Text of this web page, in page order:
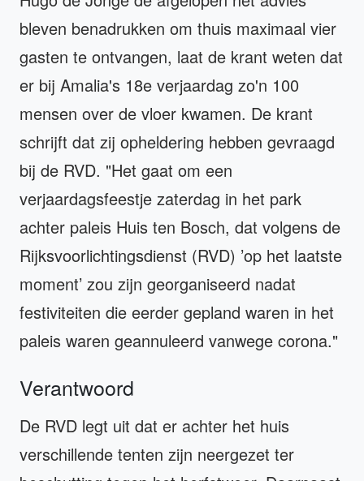
bleven benadrukken om thuis maximaal vier
gasten te ontvangen, laat de krant weten dat
er bij Amalia's 18e verjaardag zo'n 100
mensen over de vloer kwamen. De krant
schrijft dat zij opheldering hebben gevraagd
bij de RVD. "Het gaat om een
verjaardagsfeestje zaterdag in het park
achter paleis Huis ten Bosch, dat volgens de
Rijksvoorlichtingsdienst (RVD) ’op het laatste
moment’ zou zijn georganiseerd nadat
festiviteiten die eerder gepland waren in het
paleis waren geannuleerd vanwege corona."
Verantwoord
De RVD legt uit dat er achter het huis
verschillende tenten zijn neergezet ter